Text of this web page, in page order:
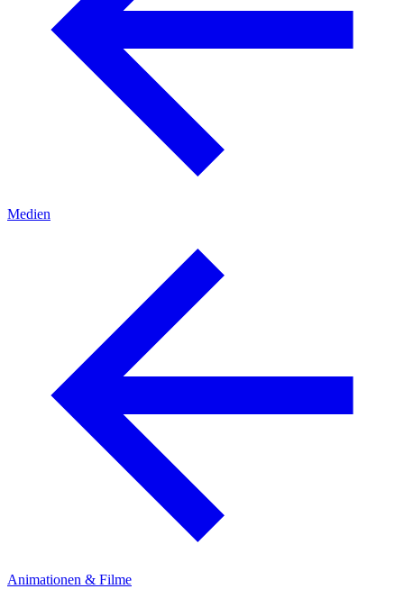
Medien
Animationen & Filme